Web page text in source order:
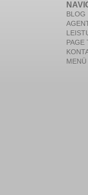
BLOG
PAGE
MENÜ